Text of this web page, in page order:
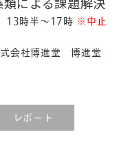
13時半～17時 ※中止
会社博進堂 博進堂
レポート